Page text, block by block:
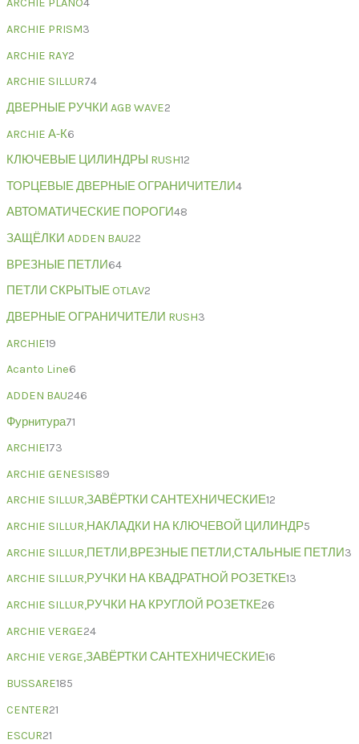
ARCHIE PLANO4
ARCHIE PRISM3
ARCHIE RAY2
ARCHIE SILLUR74
ДВЕРНЫЕ РУЧКИ AGB WAVE2
ARCHIE А-К6
КЛЮЧЕВЫЕ ЦИЛИНДРЫ RUSH12
ТОРЦЕВЫЕ ДВЕРНЫЕ ОГРАНИЧИТЕЛИ4
АВТОМАТИЧЕСКИЕ ПОРОГИ48
ЗАЩЁЛКИ ADDEN BAU22
ВРЕЗНЫЕ ПЕТЛИ64
ПЕТЛИ СКРЫТЫЕ OTLAV2
ДВЕРНЫЕ ОГРАНИЧИТЕЛИ RUSH3
ARCHIE19
Acanto Line6
ADDEN BAU246
Фурнитура71
ARCHIE173
ARCHIE GENESIS89
ARCHIE SILLUR,ЗАВЁРТКИ САНТЕХНИЧЕСКИЕ12
ARCHIE SILLUR,НАКЛАДКИ НА КЛЮЧЕВОЙ ЦИЛИНДР5
ARCHIE SILLUR,ПЕТЛИ,ВРЕЗНЫЕ ПЕТЛИ,СТАЛЬНЫЕ ПЕТЛИ3
ARCHIE SILLUR,РУЧКИ НА КВАДРАТНОЙ РОЗЕТКЕ13
ARCHIE SILLUR,РУЧКИ НА КРУГЛОЙ РОЗЕТКЕ26
ARCHIE VERGE24
ARCHIE VERGE,ЗАВЁРТКИ САНТЕХНИЧЕСКИЕ16
BUSSARE185
CENTER21
ESCUR21